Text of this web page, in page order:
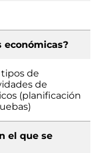
económicas?
de
de
(planificación
el que se